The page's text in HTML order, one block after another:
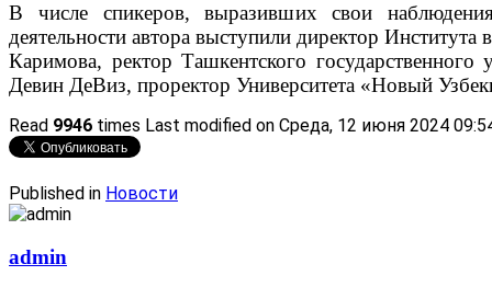
В числе спикеров, выразивших свои наблюдения
деятельности автора выступили директор
Каримова, ректор Ташкентского
Девин ДеВиз, проректор Университета «Новый
Read 9946 times Last modified on Среда, 12 июня 2024
Published in Новости
admin